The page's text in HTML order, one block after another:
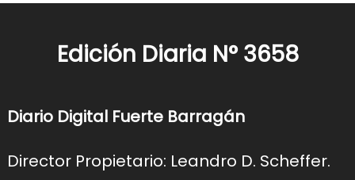
Edición Diaria N° 3658
Diario Digital Fuerte Barragán
Director Propietario: Leandro D. Scheffer.